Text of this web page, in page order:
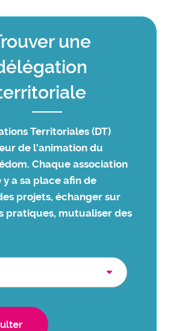
une
Territoriales (DT)
de l'animation du
Chaque association
a sa place afin de
projets, échanger sur
pratiques, mutualiser des